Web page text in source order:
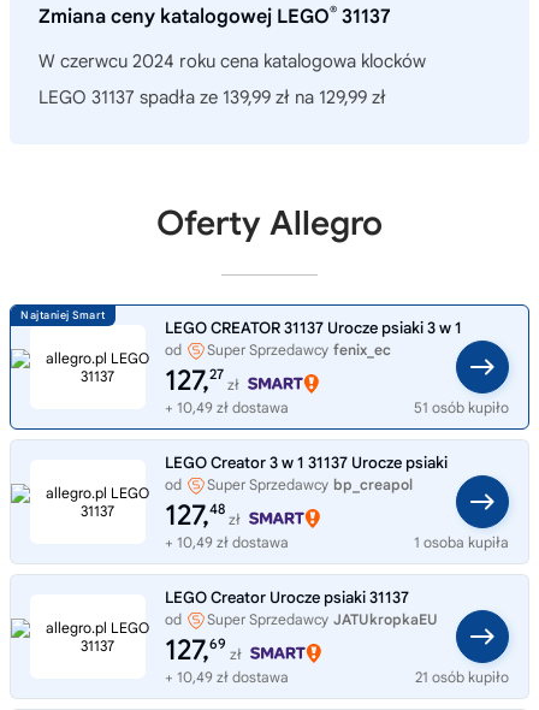
Zmiana ceny katalogowej LEGO® 31137
W czerwcu 2024 roku cena katalogowa klocków
LEGO 31137 spadła ze 139,99 zł na 129,99 zł
Oferty Allegro
LEGO CREATOR 31137 Urocze psiaki 3 w 1
od Super Sprzedawcy fenix_ec
127,27
zł
+ 10,49 zł dostawa
51 osób kupiło
LEGO Creator 3 w 1 31137 Urocze psiaki
od Super Sprzedawcy bp_creapol
127,48
zł
+ 10,49 zł dostawa
1 osoba kupiła
LEGO Creator Urocze psiaki 31137
od Super Sprzedawcy JATUkropkaEU
127,69
zł
+ 10,49 zł dostawa
21 osób kupiło